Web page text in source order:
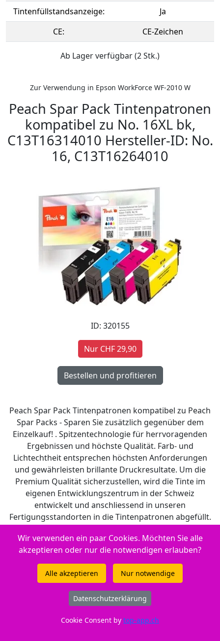
Tintenfüllstandsanzeige:
Ja
CE:
CE-Zeichen
Ab Lager verfügbar (2 Stk.)
Zur Verwendung in Epson WorkForce WF-2010 W
Peach Spar Pack Tintenpatronen
kompatibel zu No. 16XL bk,
C13T16314010 Hersteller-ID: No.
16, C13T16264010
ID: 320155
Nur CHF 29,90
Peach Spar Pack Tintenpatronen kompatibel zu Peach
Spar Packs - Sparen Sie zusätzlich gegenüber dem
Einzelkauf! . Spitzentechnologie für herrvoragenden
Ergebnissen und höchste Qualität. Farb- und
Lichtechtheit entsprechen höchsten Anforderungen
und gewährleisten brillante Druckresultate. Um die
Premium Qualität sicherzustellen, wird die Tinte im
eigenen Entwicklungszentrum in der Schweiz
entwickelt und anschliessend in unseren
Fertigungsstandorten in die Tintenpatronen abgefüllt.
Erkenntnissen aus Lehre und Forschung. Qualität, mit
der asiatische Hersteller nicht gleichziehen können und
dies zu immer noch sehr attraktiven Preisen. Eine echte
Alternative zu teuren Original Produkten oder
Füllmenge: 1x6.2, 3x3.8 ml. Reicht für: 1x195, 3x185
Wir verwenden ein paar Cookies. Möchten Sie alle
akzeptieren oder nur die notwendigen erlauben?
Alle akzeptieren Nur notwendige
Datenschutzerklärung
Cookie Consent by top-app.ch